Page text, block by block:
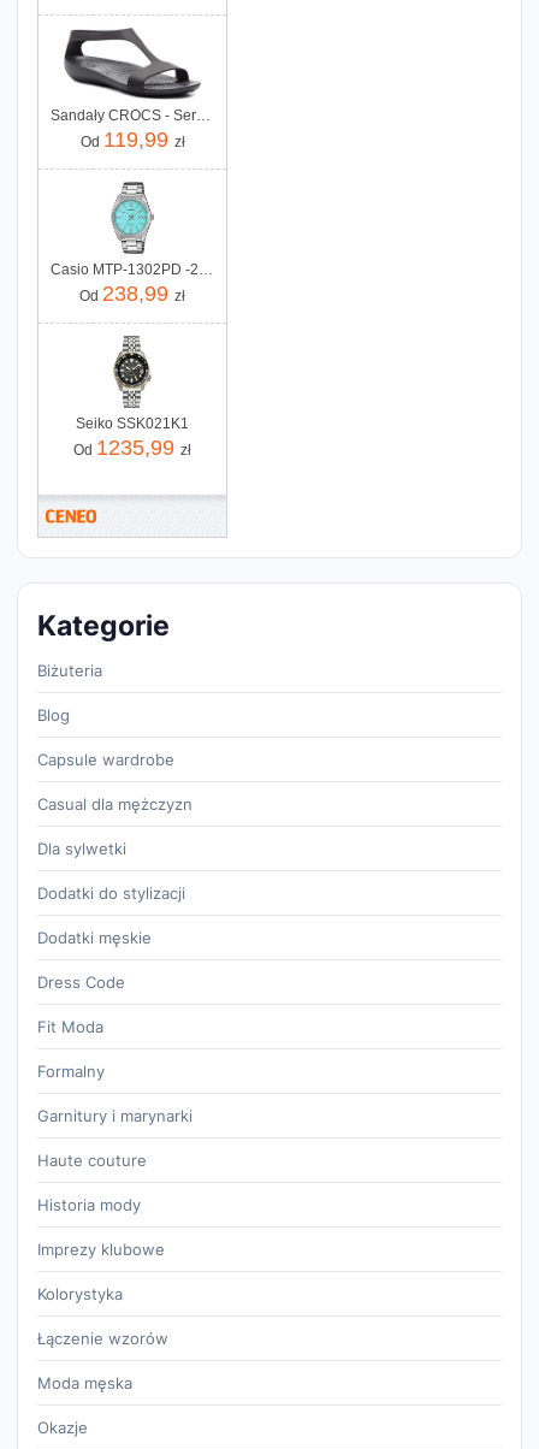
Sandały CROCS - Serena Sandal W 205469 Black/Black
Od 119,99 zł
Casio MTP-1302PD -2A2VEF
Od 238,99 zł
Seiko SSK021K1
Od 1235,99 zł
Kategorie
Biżuteria
Blog
Capsule wardrobe
Casual dla mężczyzn
Dla sylwetki
Dodatki do stylizacji
Dodatki męskie
Dress Code
Fit Moda
Formalny
Garnitury i marynarki
Haute couture
Historia mody
Imprezy klubowe
Kolorystyka
Łączenie wzorów
Moda męska
Okazje